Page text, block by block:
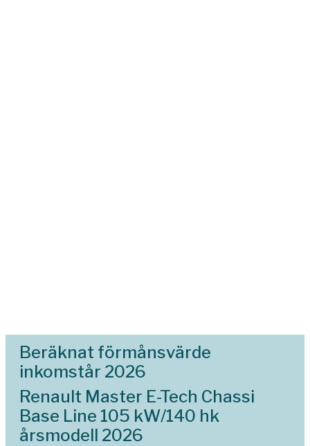
Beräknat förmånsvärde
inkomstår 2026
Renault Master E-Tech Chassi
Base Line 105 kW/140 hk
årsmodell 2026